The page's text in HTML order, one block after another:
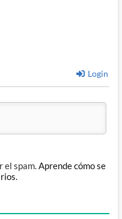
Login
el spam.Aprende cómo se